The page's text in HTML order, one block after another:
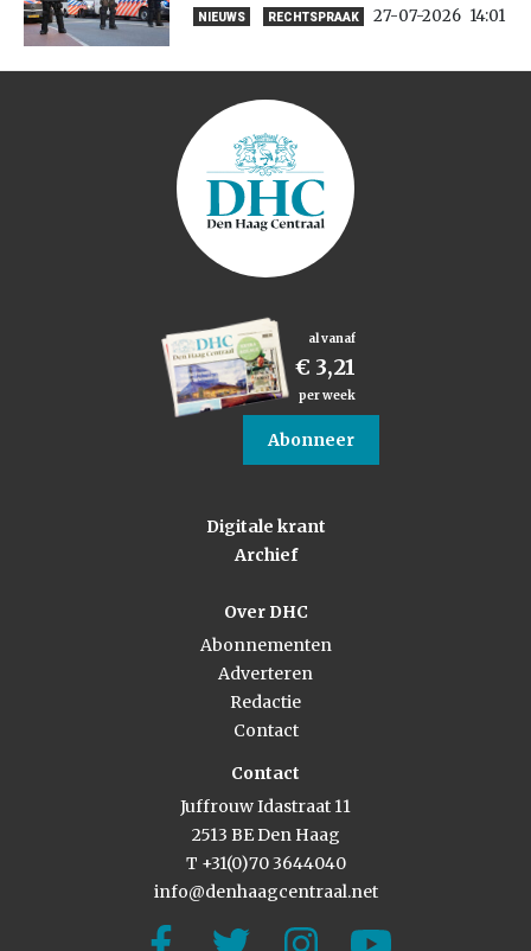
NIEUWS RECHTSPRAAK 27-07-2026 14:01
al vanaf
€ 3,21
per week
Abonneer
Digitale krant
Archief
Over DHC
Abonnementen
Adverteren
Redactie
Contact
Contact
Juffrouw Idastraat 11
2513 BE Den Haag
T +31(0)70 3644040
info@denhaagcentraal.net